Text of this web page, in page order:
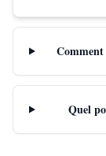
Quel